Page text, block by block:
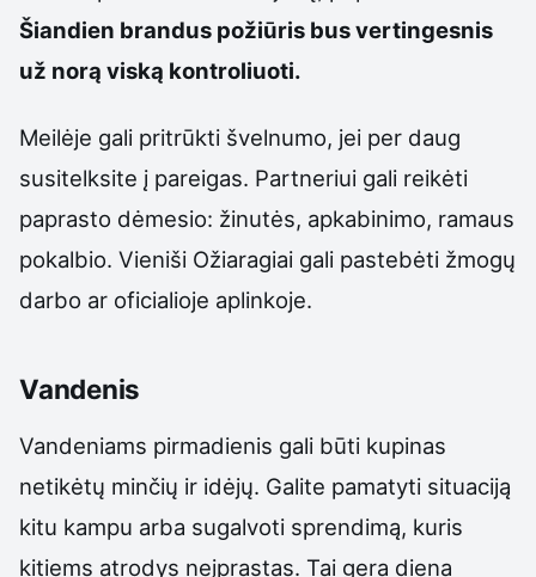
Šiandien brandus požiūris bus vertingesnis
už norą viską kontroliuoti.
Meilėje gali pritrūkti švelnumo, jei per daug
susitelksite į pareigas. Partneriui gali reikėti
paprasto dėmesio: žinutės, apkabinimo, ramaus
pokalbio. Vieniši Ožiaragiai gali pastebėti žmogų
darbo ar oficialioje aplinkoje.
Vandenis
Vandeniams pirmadienis gali būti kupinas
netikėtų minčių ir idėjų. Galite pamatyti situaciją
kitu kampu arba sugalvoti sprendimą, kuris
kitiems atrodys neįprastas. Tai gera diena